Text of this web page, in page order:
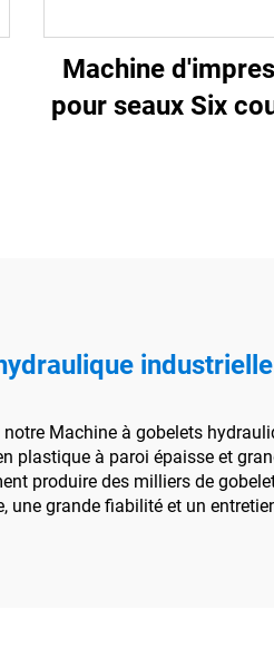
Machine
pour seaux Six
notre Machine à gobelets
plastique à paroi épaisse et
produire des milliers de
une grande fiabilité et un